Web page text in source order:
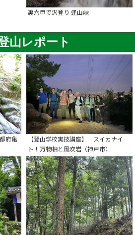
裏六甲で沢登り 逢山峡
山レポート
府亀
【登山学校実技講座】 スイカナイ
ト！万物相と風吹岩（神戸市）